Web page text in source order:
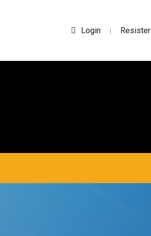
Login | Resister